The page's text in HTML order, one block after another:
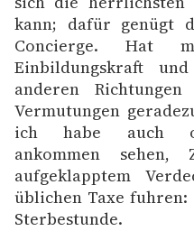
kann; dafür genügt
Concierge. Hat
Einbildungskraft
anderen
Vermutungen
ich habe auch
ankommen sehen,
aufgeklapptem
üblichen Taxe
Sterbestunde.